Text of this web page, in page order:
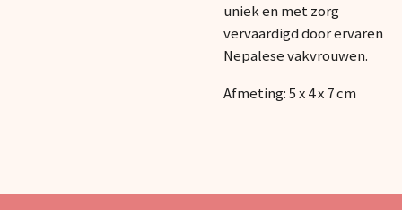
uniek en met zorg
vervaardigd door ervaren
Nepalese vakvrouwen.
Afmeting: 5 x 4 x 7 cm